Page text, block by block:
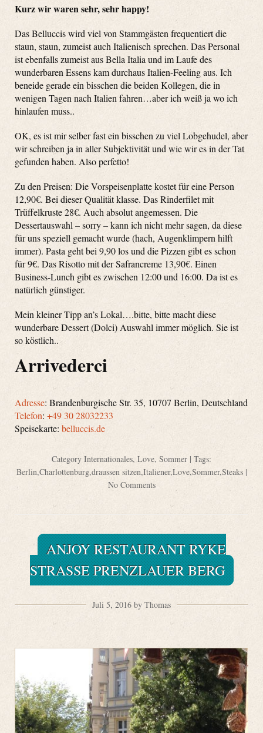
Kurz wir waren sehr, sehr happy!
Das Belluccis wird viel von Stammgästen frequentiert die
staun, staun, zumeist auch Italienisch sprechen. Das Personal
ist ebenfalls zumeist aus Bella Italia und im Laufe des
wunderbaren Essens kam durchaus Italien-Feeling aus. Ich
beneide gerade ein bisschen die beiden Kollegen, die in
wenigen Tagen nach Italien fahren…aber ich weiß ja wo ich
hinlaufen muss..
OK, es ist mir selber fast ein bisschen zu viel Lobgehudel, aber
wir schreiben ja in aller Subjektivität und wie wir es in der Tat
gefunden haben. Also perfetto!
Zu den Preisen: Die Vorspeisenplatte kostet für eine Person
12,90€. Bei dieser Qualität klasse. Das Rinderfilet mit
Trüffelkruste 28€. Auch absolut angemessen. Die
Dessertauswahl – sorry – kann ich nicht mehr sagen, da diese
für uns speziell gemacht wurde (hach, Augenklimpern hilft
immer). Pasta geht bei 9,90 los und die Pizzen gibt es schon
für 9€. Das Risotto mit der Safrancreme 13,90€. Einen
Business-Lunch gibt es zwischen 12:00 und 16:00. Da ist es
natürlich günstiger.
Mein kleiner Tipp an’s Lokal….bitte, bitte macht diese
wunderbare Dessert (Dolci) Auswahl immer möglich. Sie ist
so köstlich..
Arrivederci
Adresse: Brandenburgische Str. 35, 10707 Berlin, Deutschland
Telefon: +49 30 28032233
Speisekarte: belluccis.de
Category Internationales, Love, Sommer | Tags:
Berlin,Charlottenburg,draussen sitzen,Italiener,Love,Sommer,Steaks|
No Comments
ANJOY RESTAURANT RYKE
STRASSE PRENZLAUER BERG
Juli 5, 2016 by Thomas